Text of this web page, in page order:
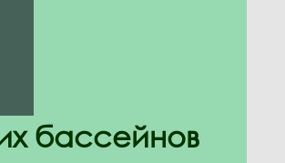
бассейнов